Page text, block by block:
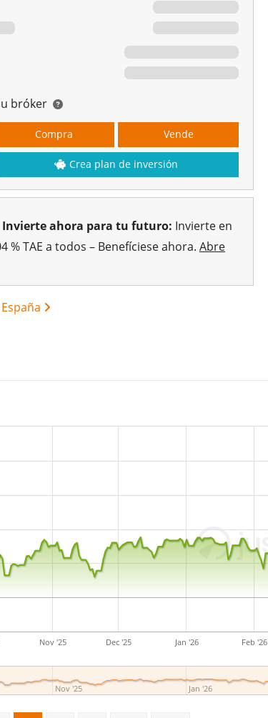
bróker
Compra Vende
Crea plan de inversión
Invierte ahora para tu futuro: Invierte en
% TAE a todos – Benefíciese ahora. Abre
Nov '25 Dec '25 Jan '26 Feb '26
Nov '25 Jan '26